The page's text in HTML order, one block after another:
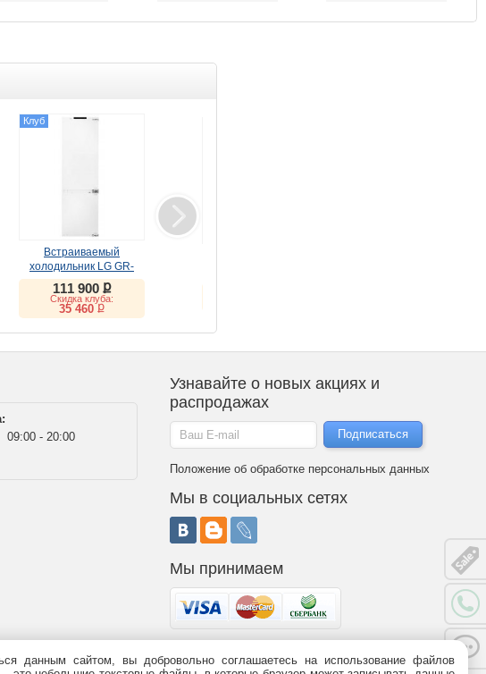
Клуб
Встраиваемый
холодильник LG GR-
SN266LLP
111 900 ք
Скидка клуба:
35 460 ք
09:00 - 20:00
Узнавайте о новых акциях и
распродажах
Положение об обработке персональных данных
Мы в социальных сетях
Мы принимаем
и не является публичной офертой (статья 437 ГК РФ). Информация о
данным сайтом, вы добровольно соглашаетесь на использование файлов